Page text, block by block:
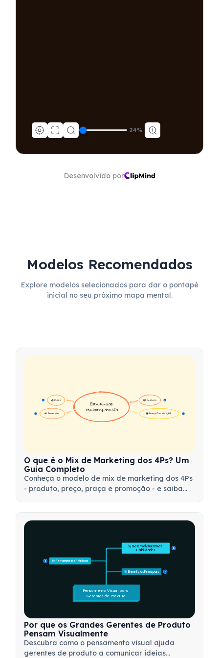
24%
Desenvolvido por
Modelos Recomendados
Explore modelos selecionados para dar o pontapé
inicial no seu próximo mapa mental.
📦 Produto
💰 Preço
🏪 Praça (Distribuição) 17
📢 Promoção
17
Estrutura de
Marketing dos 4Ps
O que é o Mix de Marketing dos 4Ps? Um
Guia Completo
Conheça o modelo de mix de marketing dos 4Ps
- produto, preço, praça e promoção - e saiba
🎯 Benefícios Principais 15
🛠️ Ferramentas Práticas
15
🚀 Desenvolvimento de
Habilidades
15
Pensamento Visual para
Gerentes de Produto
Por que os Grandes Gerentes de Produto
Pensam Visualmente
Descubra como o pensamento visual ajuda
gerentes de produto a comunicar ideias